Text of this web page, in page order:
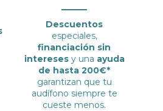
Descuentos
especiales,
financiación sin
interesesy una ayuda
de hasta 200€*
garantizan que tu
audífono siempre te
cueste menos.